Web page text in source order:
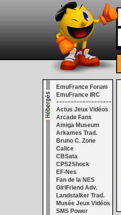
EmuFrance Forum
EmuFrance IRC
===================
Actus Jeux Vidéos
Arcade Fans
Amiga Museum
Arkames Trad.
Bruno C. Zone
Calice
CBSata
CPS2Shock
EF-Nes
Fan de la NES
GirlFriend Adv.
Landstalker Trad.
Musée Jeux Vidéos
SMS Power